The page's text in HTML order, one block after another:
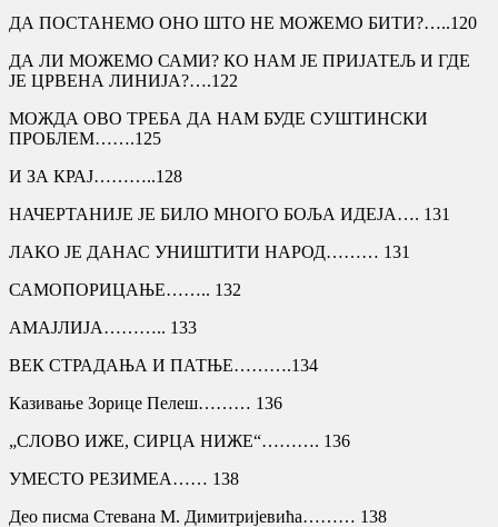
ДА ПОСТАНЕМО ОНО ШТО НЕ МОЖЕМО БИТИ?…..120
ДА ЛИ МОЖЕМО САМИ? КО НАМ ЈЕ ПРИЈАТЕЉ И ГДЕ
ЈЕ ЦРВЕНА ЛИНИЈА?….122
МОЖДА ОВО ТРЕБА ДА НАМ БУДЕ СУШТИНСКИ
ПРОБЛЕМ…….125
И ЗА КРАЈ………..128
НАЧЕРТАНИЈЕ ЈЕ БИЛО МНОГО БОЉА ИДЕЈА…. 131
ЛАКО ЈЕ ДАНАС УНИШТИТИ НАРОД……… 131
САМОПОРИЦАЊЕ…….. 132
АМАЈЛИЈА……….. 133
ВЕК СТРАДАЊА И ПАТЊЕ……….134
Казивање Зорице Пелеш……… 136
„СЛОВО ИЖЕ, СИРЦА НИЖЕ“………. 136
УМЕСТО РЕЗИМЕА…… 138
Део писма Стевана М. Димитријевића……… 138